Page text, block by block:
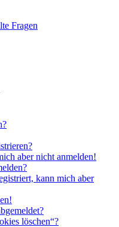
Fragen
aber nicht anmelden!
kann mich aber
löschen“?